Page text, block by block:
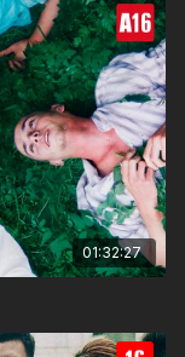
Violência
01:32:27